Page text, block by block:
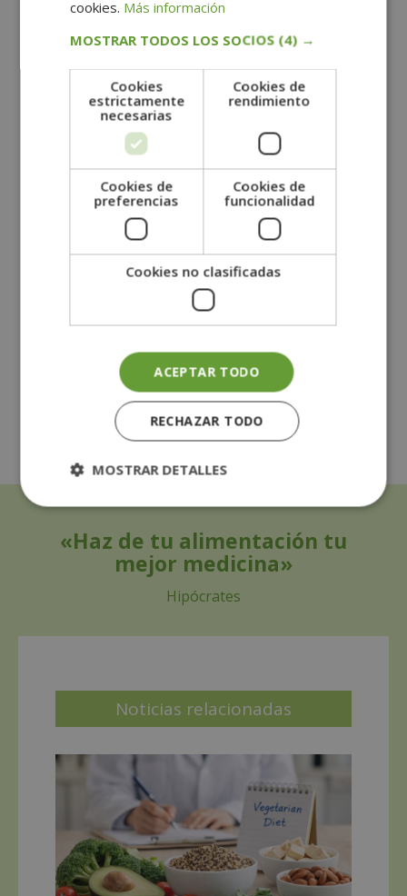
admin@grupoesneca.com.
Desea recibir información comercial (vía telefónica y/o
Titulación
Másters
Postgrados
Titulaciones avaladas por la Universidad de
Vitoria-Gasteiz
Ámbito
Nutrición Nutrición Infantil
«Haz de tu alimentación tu
mejor medicina»
Hipócrates
Noticias relacionadas
cookies. Más información
MOSTRAR TODOS LOS SOCIOS (4) →
Cookies
estrictamente
necesarias
Cookies de
rendimiento
Cookies de
preferencias
Cookies de
funcionalidad
Cookies no clasificadas
ACEPTAR TODO
RECHAZAR TODO
MOSTRAR DETALLES